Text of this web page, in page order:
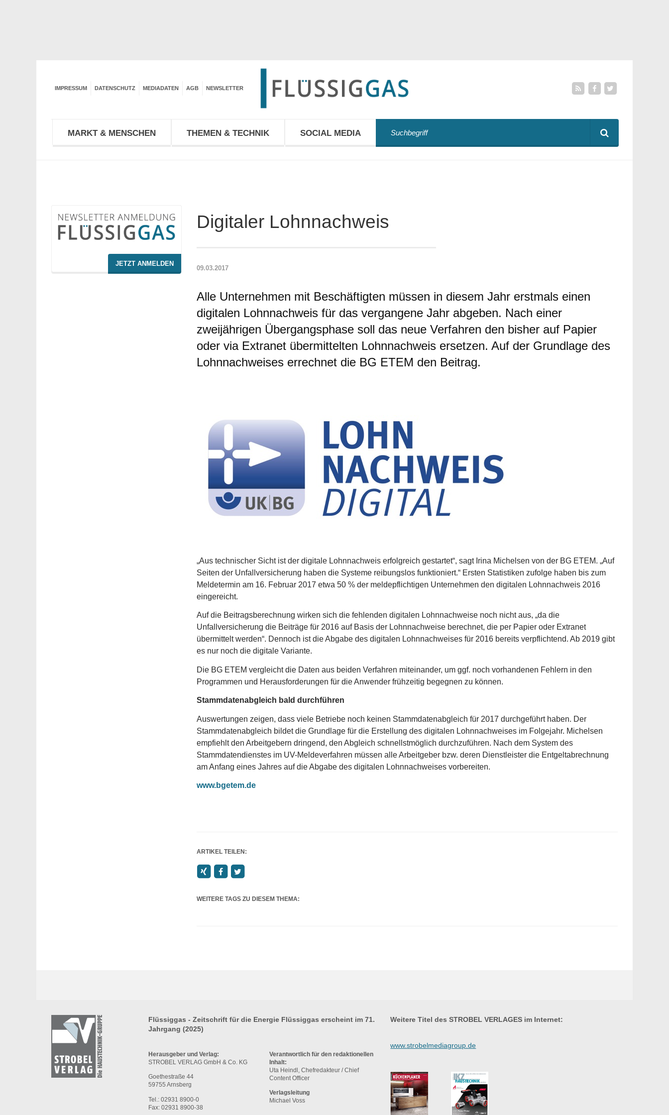
MARKT & MENSCHEN THEMEN & TECHNIK SOCIAL MEDIA
IMPRESSUM DATENSCHUTZ MEDIADATEN AGB NEWSLETTER
Digitaler Lohnnachweis
09.03.2017
Alle Unternehmen mit Beschäftigten müssen in diesem Jahr erstmals einen
digitalen Lohnnachweis für das vergangene Jahr abgeben. Nach einer
zweijährigen Übergangsphase soll das neue Verfahren den bisher auf Papier
oder via Extranet übermittelten Lohnnachweis ersetzen. Auf der Grundlage des
Lohnnachweises errechnet die BG ETEM den Beitrag.
„Aus technischer Sicht ist der digitale Lohnnachweis erfolgreich gestartet“, sagt Irina Michelsen von der BG ETEM. „Auf
Seiten der Unfallversicherung haben die Systeme reibungslos funktioniert.“ Ersten Statistiken zufolge haben bis zum
Meldetermin am 16. Februar 2017 etwa 50 % der meldepflichtigen Unternehmen den digitalen Lohnnachweis 2016
eingereicht.
Auf die Beitragsberechnung wirken sich die fehlenden digitalen Lohnnachweise noch nicht aus, „da die
Unfallversicherung die Beiträge für 2016 auf Basis der Lohnnachweise berechnet, die per Papier oder Extranet
übermittelt werden“. Dennoch ist die Abgabe des digitalen Lohnnachweises für 2016 bereits verpflichtend. Ab 2019 gibt
es nur noch die digitale Variante.
Die BG ETEM vergleicht die Daten aus beiden Verfahren miteinander, um ggf. noch vorhandenen Fehlern in den
Programmen und Herausforderungen für die Anwender frühzeitig begegnen zu können.
Stammdatenabgleich bald durchführen
Auswertungen zeigen, dass viele Betriebe noch keinen Stammdatenabgleich für 2017 durchgeführt haben. Der
Stammdatenabgleich bildet die Grundlage für die Erstellung des digitalen Lohnnachweises im Folgejahr. Michelsen
empfiehlt den Arbeitgebern dringend, den Abgleich schnellstmöglich durchzuführen. Nach dem System des
Stammdatendienstes im UV-Meldeverfahren müssen alle Arbeitgeber bzw. deren Dienstleister die Entgeltabrechnung
am Anfang eines Jahres auf die Abgabe des digitalen Lohnnachweises vorbereiten.
www.bgetem.de
ARTIKEL TEILEN:
WEITERE TAGS ZU DIESEM THEMA:
JETZT ANMELDEN
Flüssiggas - Zeitschrift für die Energie Flüssiggas erscheint im 71.
Jahrgang (2025)
Herausgeber und Verlag:
STROBEL VERLAG GmbH & Co. KG
Goethestraße 44
59755 Arnsberg
Tel.: 02931 8900-0
Fax: 02931 8900-38
Verantwortlich für den redaktionellen
Inhalt:
Uta Heindl, Chefredakteur / Chief
Content Officer
Verlagsleitung
Michael Voss
Weitere Titel des STROBEL VERLAGES im Internet:
www.strobelmediagroup.de